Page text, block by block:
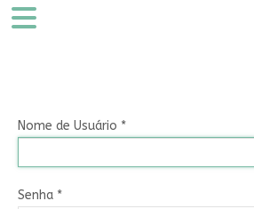
Nome de Usuário *
Senha*